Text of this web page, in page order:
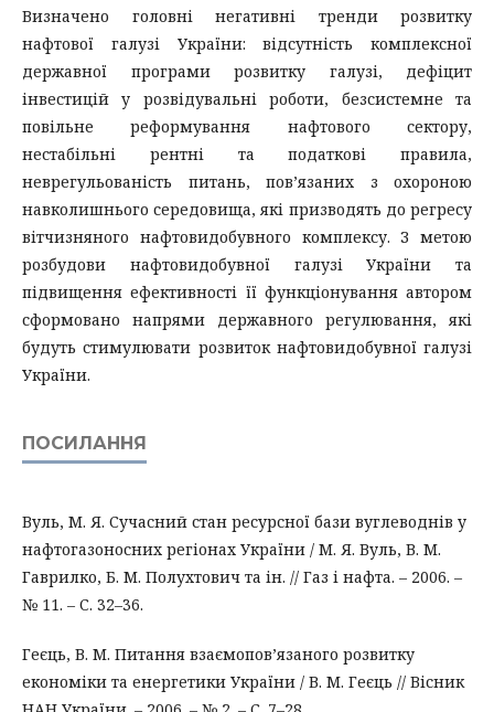
Визначено головні негативні тренди розвитку
нафтової галузі України: відсутність комплексної
державної програми розвитку галузі, дефіцит
інвестицій у розвідувальні роботи, безсистемне та
повільне реформування нафтового сектору,
нестабільні рентні та податкові правила,
неврегульованість питань, пов’язаних з охороною
навколишнього середовища, які призводять до регресу
вітчизняного нафтовидобувного комплексу. З метою
розбудови нафтовидобувної галузі України та
підвищення ефективності її функціонування автором
сформовано напрями державного регулювання, які
будуть стимулювати розвиток нафтовидобувної галузі
України.
ПОСИЛАННЯ
Вуль, М. Я. Сучасний стан ресурсної бази вуглеводнів у
нафтогазоносних регіонах України / М. Я. Вуль, В. М.
Гаврилко, Б. М. Полухтович та ін. // Газ і нафта. – 2006. –
№ 11. – С. 32–36.
Геєць, В. М. Питання взаємопов’язаного розвитку
економіки та енергетики України / В. М. Геєць // Вісник